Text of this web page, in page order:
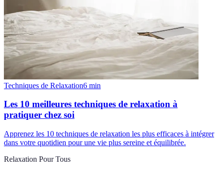
Techniques de Relaxation6 min
Les 10 meilleures techniques de relaxation à
pratiquer chez soi
Apprenez les 10 techniques de relaxation les plus efficaces à intégrer
dans votre quotidien pour une vie plus sereine et équilibrée.
Relaxation Pour Tous